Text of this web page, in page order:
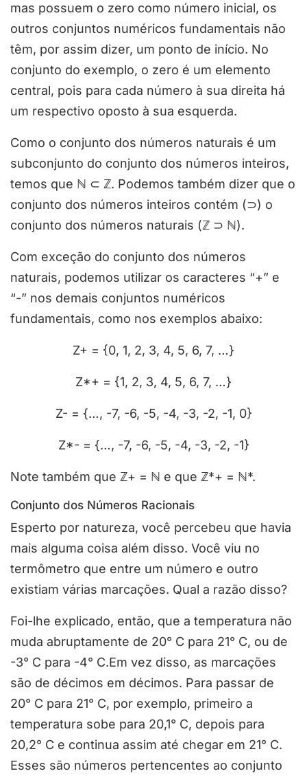
mas possuem o zero como número inicial, os
outros conjuntos numéricos fundamentais não
têm, por assim dizer, um ponto de início. No
conjunto do exemplo, o zero é um elemento
central, pois para cada número à sua direita há
um respectivo oposto à sua esquerda.
Como o conjunto dos números naturais é um
subconjunto do conjunto dos números inteiros,
temos que ℕ ⊂ ℤ. Podemos também dizer que o
conjunto dos números inteiros contém (⊃) o
conjunto dos números naturais (ℤ ⊃ ℕ).
Com exceção do conjunto dos números
naturais, podemos utilizar os caracteres “+” e
“-” nos demais conjuntos numéricos
fundamentais, como nos exemplos abaixo:
Z+ = {0, 1, 2, 3, 4, 5, 6, 7, …}
Z*+ = {1, 2, 3, 4, 5, 6, 7, …}
Z- = {…, -7, -6, -5, -4, -3, -2, -1, 0}
Z*- = {…, -7, -6, -5, -4, -3, -2, -1}
Note também que ℤ+ = ℕ e que ℤ*+ = ℕ*.
Conjunto dos Números Racionais
Esperto por natureza, você percebeu que havia
mais alguma coisa além disso. Você viu no
termômetro que entre um número e outro
existiam várias marcações. Qual a razão disso?
Foi-lhe explicado, então, que a temperatura não
muda abruptamente de 20° C para 21° C, ou de
-3° C para -4° C.Em vez disso, as marcações
são de décimos em décimos. Para passar de
20° C para 21° C, por exemplo, primeiro a
temperatura sobe para 20,1° C, depois para
20,2° C e continua assim até chegar em 21° C.
Esses são números pertencentes ao conjunto